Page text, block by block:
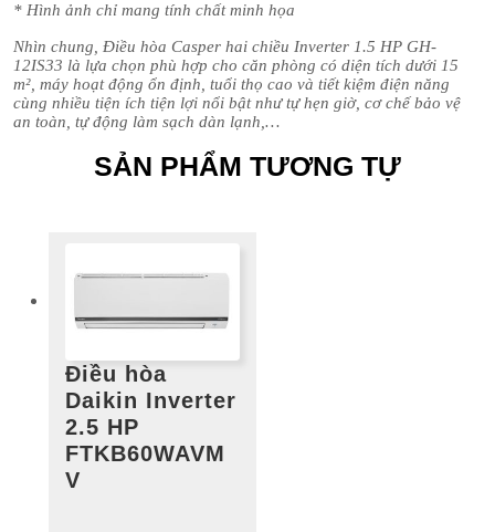
* Hình ảnh chỉ mang tính chất minh họa
Nhìn chung, Điều hòa Casper hai chiều Inverter 1.5 HP GH-
12IS33 là lựa chọn phù hợp cho căn phòng có diện tích dưới 15
m², máy hoạt động ổn định, tuổi thọ cao và tiết kiệm điện năng
cùng nhiều tiện ích tiện lợi nổi bật như tự hẹn giờ, cơ chế bảo vệ
an toàn, tự động làm sạch dàn lạnh,…
SẢN PHẨM TƯƠNG TỰ
Điều hòa
Daikin Inverter
2.5 HP
FTKB60WAVM
V